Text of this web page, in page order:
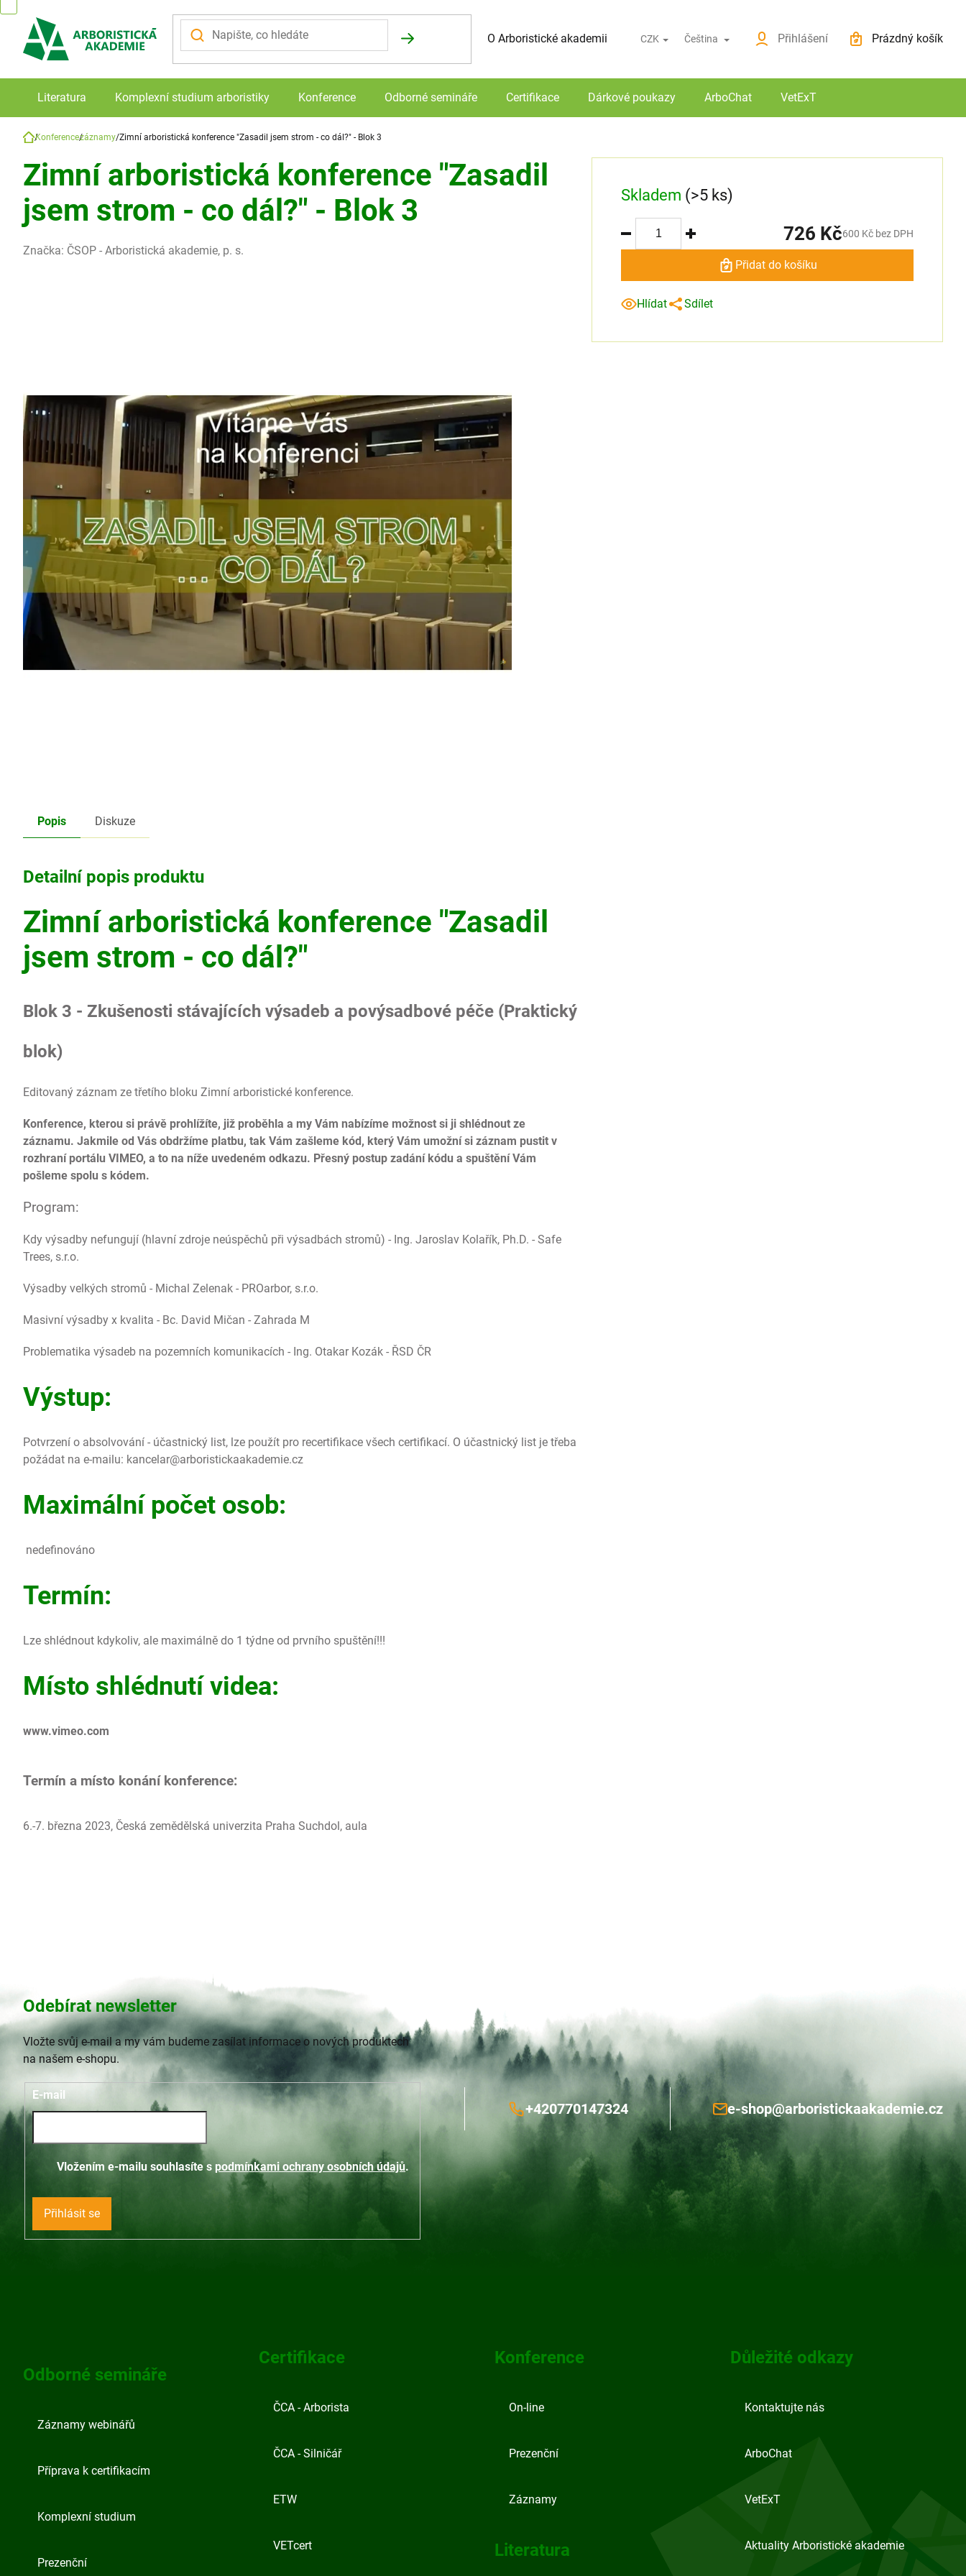
obsah
O Arboristické akademii Novinky O nákupu
CZK Čeština Přihlášení
Nákupní košík
Prázdný košík
Literatura Komplexní studium arboristiky Konference Odborné semináře Certifikace Dárkové poukazy ArboChat VetExT
DomůKonferencezáznamy Zimní arboristická konference "Zasadil jsem strom - co dál?" - Blok 3
Zimní arboristická konference "Zasadil
jsem strom - co dál?" - Blok 3
Značka: ČSOP - Arboristická akademie, p. s.
Popis Diskuze
Detailní popis produktu
Zimní arboristická konference "Zasadil
jsem strom - co dál?"
Blok 3 - Zkušenosti stávajících výsadeb a povýsadbové péče (Praktický
blok)
Editovaný záznam ze třetího bloku Zimní arboristické konference.
Konference, kterou si právě prohlížíte, již proběhla a my Vám nabízíme možnost si ji shlédnout ze
záznamu. Jakmile od Vás obdržíme platbu, tak Vám zašleme kód, který Vám umožní si záznam pustit v
rozhraní portálu VIMEO, a to na níže uvedeném odkazu. Přesný postup zadání kódu a spuštění Vám
pošleme spolu s kódem.
Program:
Kdy výsadby nefungují (hlavní zdroje neúspěchů při výsadbách stromů) - Ing. Jaroslav Kolařík, Ph.D. - Safe
Trees, s.r.o.
Výsadby velkých stromů - Michal Zelenak - PROarbor, s.r.o.
Masivní výsadby x kvalita - Bc. David Mičan - Zahrada M
Problematika výsadeb na pozemních komunikacích - Ing. Otakar Kozák - ŘSD ČR
Výstup:
Potvrzení o absolvování - účastnický list, lze použít pro recertifikace všech certifikací. O účastnický list je třeba
požádat na e-mailu: kancelar@arboristickaakademie.cz
Maximální počet osob:
nedefinováno
Termín:
Lze shlédnout kdykoliv, ale maximálně do 1 týdne od prvního spuštění!!!
Místo shlédnutí videa:
www.vimeo.com
Termín a místo konání konference:
6.-7. března 2023, Česká zemědělská univerzita Praha Suchdol, aula
Skladem (>5 ks)
726 Kč600 Kč bez DPH
Přidat do košíku
Hlídat Sdílet
Odebírat newsletter
Vložte svůj e-mail a my vám budeme zasílat informace o nových produktech
na našem e-shopu.
E-mail
Vložením e-mailu souhlasíte s podmínkami ochrany osobních údajů.
Přihlásit se
+420770147324 e-shop@arboristickaakademie.cz
Odborné semináře
Záznamy webinářů
Příprava k certifikacím
Komplexní studium
Prezenční
Certifikace
ČCA - Arborista
ČCA - Silničář
ETW
VETcert
Konference
On-line
Prezenční
Záznamy
Literatura
Důležité odkazy
Kontaktujte nás
ArboChat
VetExT
Aktuality Arboristické akademie